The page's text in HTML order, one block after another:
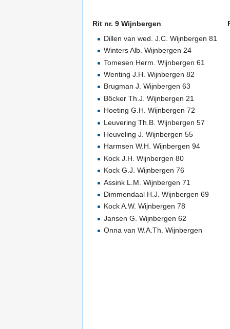
Rit nr. 9 Wijnbergen
Dillen van wed. J.C. Wijnbergen 81
Winters Alb. Wijnbergen 24
Tomesen Herm. Wijnbergen 61
Wenting J.H. Wijnbergen 82
Brugman J. Wijnbergen 63
Böcker Th.J. Wijnbergen 21
Hoeting G.H. Wijnbergen 72
Leuvering Th.B. Wijnbergen 57
Heuveling J. Wijnbergen 55
Harmsen W.H. Wijnbergen 94
Kock J.H. Wijnbergen 80
Kock G.J. Wijnbergen 76
Assink L.M. Wijnbergen 71
Dimmendaal H.J. Wijnbergen 69
Kock A.W. Wijnbergen 78
Jansen G. Wijnbergen 62
Onna van W.A.Th. Wijnbergen